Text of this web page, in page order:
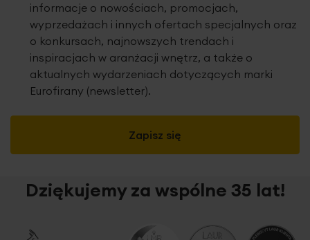
Zapisz się
informacje o nowościach, promocjach,
wyprzedażach i innych ofertach specjalnych oraz
o konkursach, najnowszych trendach i
inspiracjach w aranżacji wnętrz, a także o
aktualnych wydarzeniach dotyczących marki
Eurofirany (newsletter).
Dziękujemy za wspólne 35 lat!